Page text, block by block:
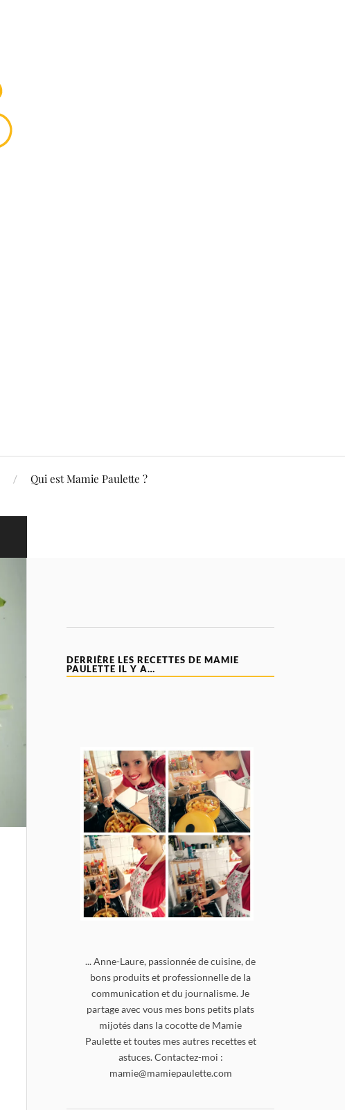
Qui est Mamie Paulette ?
DERRIÈRE LES RECETTES DE MAMIE
PAULETTE IL Y A…
... Anne-Laure, passionnée de cuisine, de
bons produits et professionnelle de la
communication et du journalisme. Je
partage avec vous mes bons petits plats
mijotés dans la cocotte de Mamie
Paulette et toutes mes autres recettes et
astuces. Contactez-moi :
mamie@mamiepaulette.com